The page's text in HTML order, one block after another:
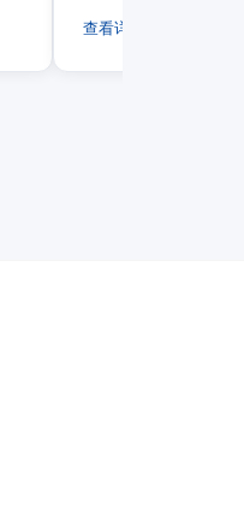
查看详情 →